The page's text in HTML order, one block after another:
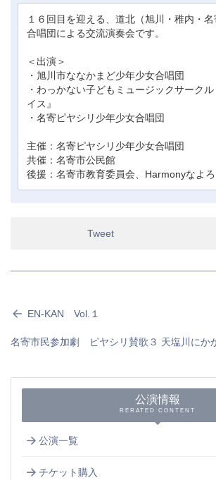
１６回目を迎える、道北（旭川・稚内・
合唱団による交流演奏会です。
＜出演＞
・旭川市ななかまど少年少女合唱団
・わっかない子どもミュージックサーク
イス』
・名寄ピヤシリ少年少女合唱団
主催：名寄ピヤシリ少年少女合唱団
共催：名寄市公民館
後援：名寄市教育委員会、Harmonyなよろ
Tweet
EN-KAN Vol.１
名寄市民参加劇 ピヤシリ賛歌３ 天塩川にか
公演情報
RERATED CONTENT
公演一覧
チケット購入